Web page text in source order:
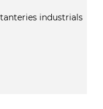
industrials